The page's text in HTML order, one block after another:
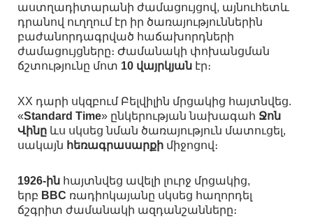
աստղադիտարանի ժամացույցով, այնուհետև
դրանով ուղղում էր իր ծառայություններին
բաժանորդագրված հաճախորդների
ժամացույցները։ Ժամանակի փոխանցման
ճշտությունը մոտ 10 վայրկյան էր։
XX դարի սկզբում Բելվիլին մրցակից հայտնվեց.
«Standard Time» ընկերության նախագահ Ջոն
Վինը ևս սկսեց նման ծառայություն մատուցել,
սակայն հեռագրասարքի միջոցով։
1926-ին հայտնվեց ավելի լուրջ մրցակից,
երբ BBC ռադիոկայանը սկսեց հաղորդել
ճշգրիտ ժամանակի ազդանշանները։